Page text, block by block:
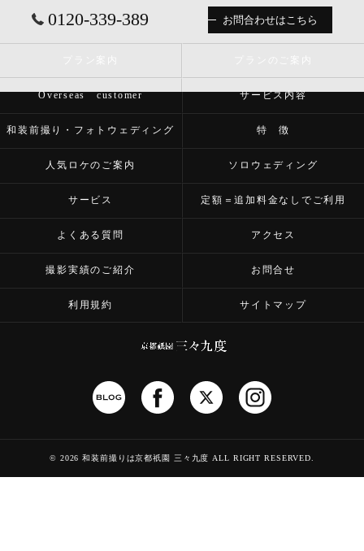
0120-339-389 お問合わせはこちら
Overseas customer サービス内容
和装前撮り・フォトウェディング 特 徴
人気ロケのご案内 ソロウェディング
サービス 定額＝追加料金なしでご利用
よくある質問 アクセス
撮影実績のご紹介 お問合せ
利用規約 サイトマップ
© 2026 和装前撮りは京都祇園 三々九度 ALL RIGHT RESERVED.